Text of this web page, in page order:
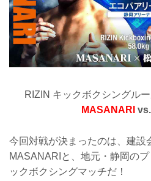
RIZIN キックボクシングル
MASANARI vs.
今回対戦が決まったのは、建設
MASANARIと、地元・静岡の
ックボクシングマッチだ！